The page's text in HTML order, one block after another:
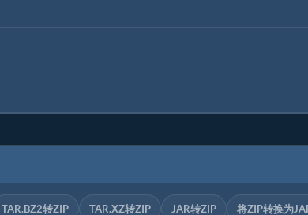
TAR.BZ2转ZIP TAR.XZ转ZIP JAR转ZIP 将ZIP转换为